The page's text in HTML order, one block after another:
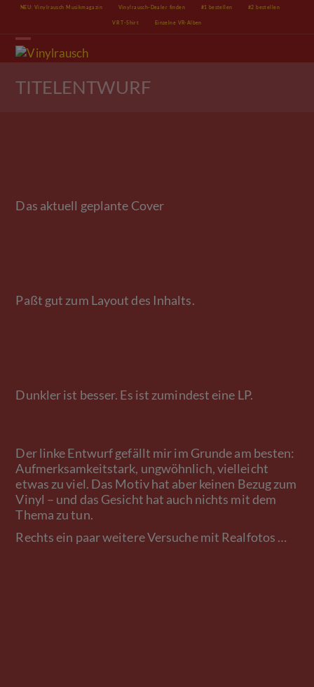
Skip
content
NEU: Vinylrausch Musikmagazin Vinylrausch-Dealer finden #1 bestellen #2 bestellen
VR T-Shirt Einzelne VR-Alben
Open
mobile
menu
Close
mobile
menu
TITELENTWURF
Das aktuell geplante Cover
Paßt gut zum Layout des Inhalts.
Dunkler ist besser. Es ist zumindest eine LP.
Der linke Entwurf gefällt mir im Grunde am besten:
Aufmerksamkeitstark, ungwöhnlich, vielleicht
etwas zu viel. Das Motiv hat aber keinen Bezug zum
Vinyl – und das Gesicht hat auch nichts mit dem
Thema zu tun.
Rechts ein paar weitere Versuche mit Realfotos …